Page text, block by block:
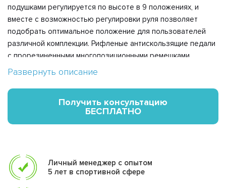
подушками регулируется по высоте в 9 положениях, и
вместе с возможностью регулировки руля позволяет
подобрать оптимальное положение для пользователей
различной комплекции. Рифленые антискользящие педали
с прорезиненными многопозиционными ремешками
обеспечивают надежное сцепление на любых скоростях
только защищает поверхность от царапин, но и придает
тренажеру большую внешнюю эффектность.
За показатели пульса отвечают вмонтированные в
роликам, а точное горизонтальное положение
обеспечивают компенсаторы неровностей пола. Черно-
Развернуть описание
Получить консультацию
БЕСПЛАТНО
Личный менеджер с опытом
5 лет в спортивной сфере